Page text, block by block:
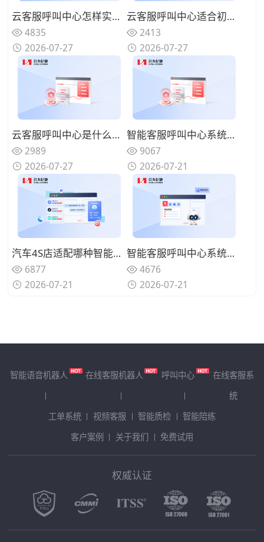
云客服呼叫中心怎样实现夜间无人值守服务？智能语音机器人承接基础问询
4835
2026-07-27
云客服呼叫中心适合初创公司上线使用吗？按需开通无需大额前期投入
2413
2026-07-27
云客服呼叫中心是什么类型的客服系统？云端架构替代传统本地硬件设备
2989
2026-07-27
智能客服呼叫中心系统如何减少人工坐席压力？过滤重复性咨询问题
9067
2026-07-21
汽车4S店适配哪种智能客服呼叫中心系统？处理保养维修咨询来电
6877
2026-07-21
智能客服呼叫中心系统能否自动统计来电数据？梳理客户咨询热点
4676
2026-07-21
智能语音机器人 在线客服机器人 呼叫中心
在线客服系
统
工单系统
视频客服 智能质检
智能陪练
客户案例
关于我们 免费试用
权威认证